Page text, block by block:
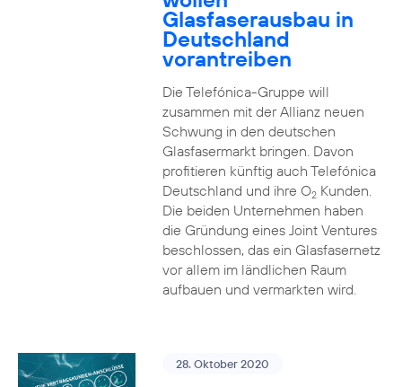
Glasfaserausbau in
Deutschland
vorantreiben
Die Telefónica-Gruppe will
zusammen mit der Allianz neuen
Schwung in den deutschen
Glasfasermarkt bringen. Davon
profitieren künftig auch Telefónica
Deutschland und ihre O2Kunden.
Die beiden Unternehmen haben
die Gründung eines Joint Ventures
beschlossen, das ein Glasfasernetz
vor allem im ländlichen Raum
aufbauen und vermarkten wird.
28. Oktober 2020